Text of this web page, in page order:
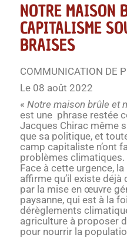
NOTRE MAISON
CAPITALISME
BRAISES
COMMUNICATION DE
Le 08 août 2022
« Notre maison brûle et
est une phrase restée
Jacques Chirac même
que sa politique, et
camp capitaliste n’ont
problèmes climatiques.
Face à cette urgence,
affirme qu’il existe
par la mise en œuvre
paysanne, qui est à la
dérèglements
agriculture à proposer
pour nourrir la